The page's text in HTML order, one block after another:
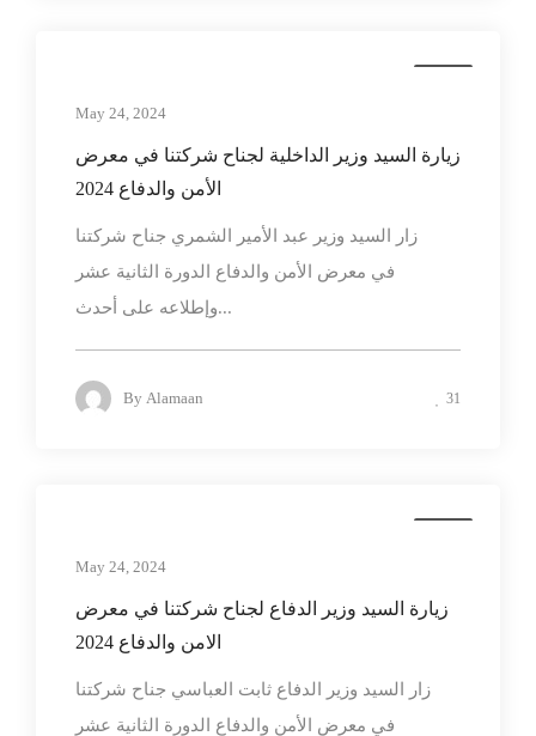
May 24, 2024
زيارة السيد وزير الداخلية لجناح شركتنا في معرض
الأمن والدفاع 2024
زار السيد وزير عبد الأمير الشمري جناح شركتنا
في معرض الأمن والدفاع الدورة الثانية عشر
وإطلاعه على أحدث...
By Alamaan 31
May 24, 2024
زيارة السيد وزير الدفاع لجناح شركتنا في معرض
الامن والدفاع 2024
زار السيد وزير الدفاع ثابت العباسي جناح شركتنا
في معرض الأمن والدفاع الدورة الثانية عشر